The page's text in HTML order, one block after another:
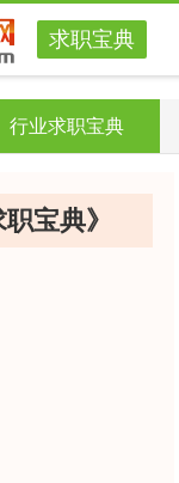
求职宝典
行业求职宝典
宝典》